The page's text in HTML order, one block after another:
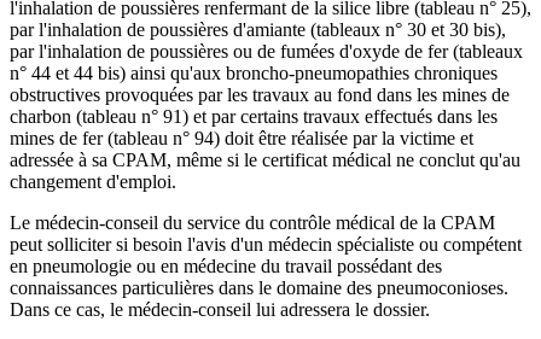
l'inhalation de poussières renfermant de la silice libre (tableau n° 25),
par l'inhalation de poussières d'amiante (tableaux n° 30 et 30 bis),
par l'inhalation de poussières ou de fumées d'oxyde de fer (tableaux
n° 44 et 44 bis) ainsi qu'aux broncho-pneumopathies chroniques
obstructives provoquées par les travaux au fond dans les mines de
charbon (tableau n° 91) et par certains travaux effectués dans les
mines de fer (tableau n° 94) doit être réalisée par la victime et
adressée à sa CPAM, même si le certificat médical ne conclut qu'au
changement d'emploi.
Le médecin-conseil du service du contrôle médical de la CPAM
peut solliciter si besoin l'avis d'un médecin spécialiste ou compétent
en pneumologie ou en médecine du travail possédant des
connaissances particulières dans le domaine des pneumoconioses.
Dans ce cas, le médecin-conseil lui adressera le dossier.